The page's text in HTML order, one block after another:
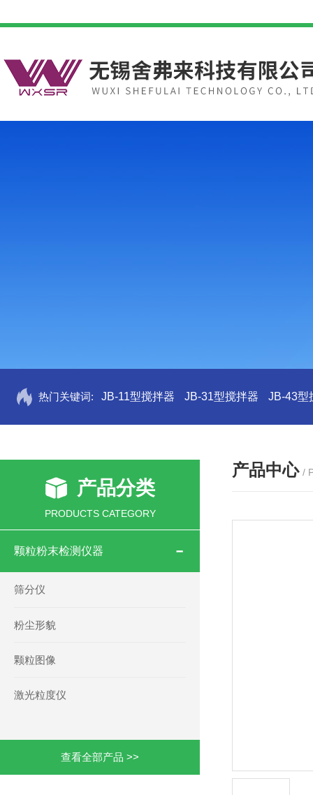
热门关键词: JB-11型搅拌器 JB-31型搅拌器 JB-43型
产品分类
PRODUCTS CATEGORY
颗粒粉末检测仪器
筛分仪
粉尘形貌
颗粒图像
激光粒度仪
查看全部产品 >>
产品中心 /